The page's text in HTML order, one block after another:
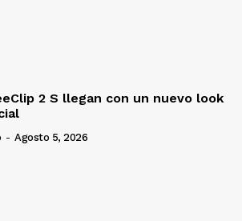
2 S llegan con un nuevo look
- Agosto 5, 2026